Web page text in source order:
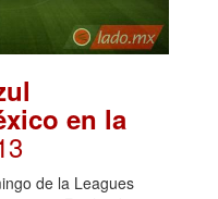
en la
de la Leagues